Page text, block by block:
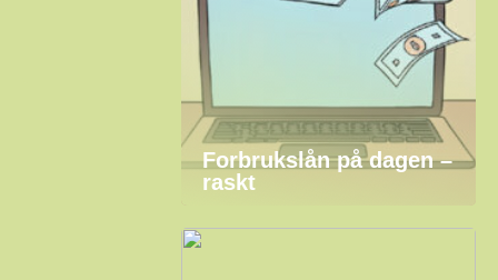
Forbrukslån på dagen –
raskt